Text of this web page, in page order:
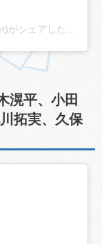
滉平、小田
拓実、久保